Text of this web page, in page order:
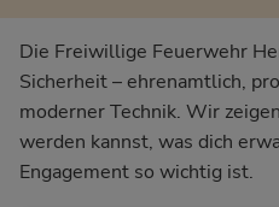
Die Freiwillige Feuerwehr
Sicherheit – ehrenamtlich,
moderner Technik. Wir
werden kannst, was dich
Engagement so wichtig ist.